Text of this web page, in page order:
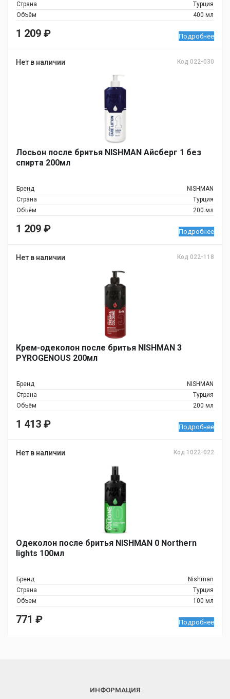
Страна
Турция
Объём
400 мл
1 209 ₽ Подробнее
Нет в наличии Код 022-030
Лосьон после бритья NISHMAN Айсберг 1 без
спирта 200мл
Бренд
NISHMAN
Страна
Турция
Объём
200 мл
1 209 ₽ Подробнее
Нет в наличии Код 022-118
Крем-одеколон после бритья NISHMAN 3
PYROGENOUS 200мл
Бренд
NISHMAN
Страна
Турция
Объём
200 мл
1 413 ₽ Подробнее
Нет в наличии Код 1022-022
Одеколон после бритья NISHMAN 0 Northern
lights 100мл
Бренд
Nishman
Страна
Турция
Объем
100 мл
771 ₽ Подробнее
ИНФОРМАЦИЯ